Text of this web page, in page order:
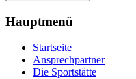
Hauptmenü
Startseite
Ansprechpartner
Die Sportstätte